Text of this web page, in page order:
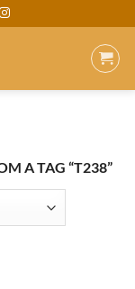
A TAG “T238”